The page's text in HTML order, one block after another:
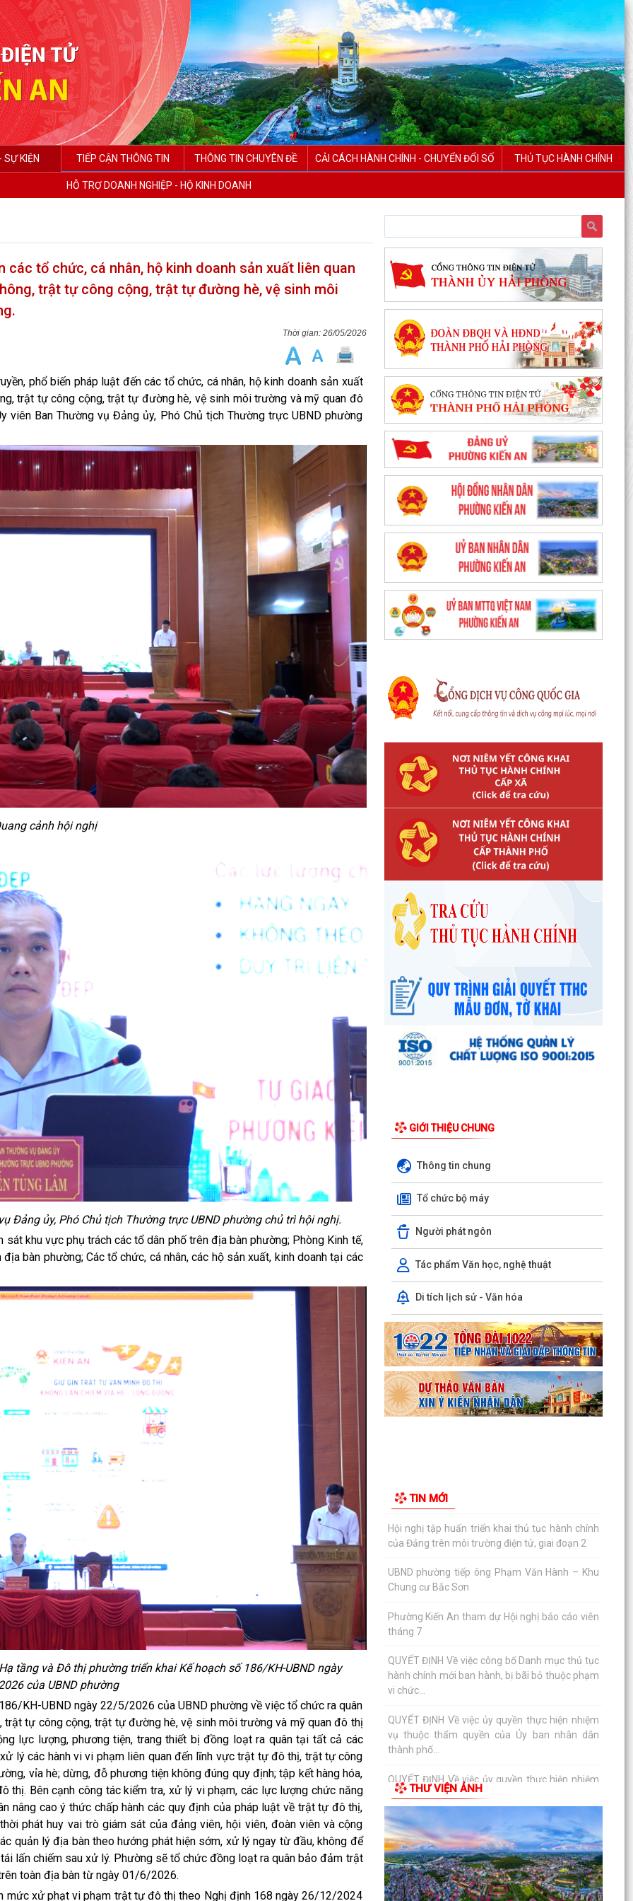
SỰ KIỆN TIẾP CẬN THÔNG TIN THÔNG TIN CHUYÊN ĐỀ CẢI CÁCH HÀNH CHÍNH - CHUYỂN ĐỔI SỐ THỦ TỤC HÀNH CHÍNH
HỖ TRỢ DOANH NGHIỆP - HỘ KINH DOANH
các tổ chức, cá nhân, hộ kinh doanh sản xuất liên quan
trật tự công cộng, trật tự đường hè, vệ sinh môi
26/05/2026
phổ biến pháp luật đến các tổ chức, cá nhân, hộ kinh doanh sản xuất
trật tự công cộng, trật tự đường hè, vệ sinh môi trường và mỹ quan đô
viên Ban Thường vụ Đảng ủy, Phó Chủ tịch Thường trực UBND phường
cảnh hội nghị
Đảng ủy, Phó Chủ tịch Thường trực UBND phường chủ trì hội nghị.
khu vực phụ trách các tổ dân phố trên địa bàn phường; Phòng Kinh tế,
bàn phường; Các tổ chức, cá nhân, các hộ sản xuất, kinh doanh tại các
tầng và Đô thị phường triển khai Kế hoạch số 186/KH-UBND ngày
của UBND phường
KH-UBND ngày 22/5/2026 của UBND phường về việc tổ chức ra quân
tự công cộng, trật tự đường hè, vệ sinh môi trường và mỹ quan đô thị
lực lượng, phương tiện, trang thiết bị đồng loạt ra quân tại tất cả các
lý các hành vi vi phạm liên quan đến lĩnh vực trật tự đô thị, trật tự công
vỉa hè; dừng, đỗ phương tiện không đúng quy định; tập kết hàng hóa,
thị. Bên cạnh công tác kiểm tra, xử lý vi phạm, các lực lượng chức năng
nâng cao ý thức chấp hành các quy định của pháp luật về trật tự đô thị,
phát huy vai trò giám sát của đảng viên, hội viên, đoàn viên và cộng
quản lý địa bàn theo hướng phát hiện sớm, xử lý ngay từ đầu, không để
lấn chiếm sau xử lý. Phường sẽ tổ chức đồng loạt ra quân bảo đảm trật
toàn địa bàn từ ngày 01/6/2026.
mức xử phạt vi phạm trật tự đô thị theo Nghị định 168 ngày 26/12/2024
GIỚI THIỆU CHUNG
Thông tin chung
Tổ chức bộ máy
Người phát ngôn
Tác phẩm Văn học, nghệ thuật
Di tích lịch sử - Văn hóa
TIN MỚI
Công văn số: 20/CV-TYT của Trạm y tế phường
v/v công khai số điện thoại đường dây nóng tiếp
nhận...
Lớp bồi dưỡng kiến thức An ninh phi truyền
thống và Quản trị an ninh phi truyền thống năm
2026
Khê (giáp...
PHƯỜNG KIẾN AN THAM DỰ HỘI NGHỊ TRỰC
TUYẾN THÀNH PHỐ VỀ TIẾN ĐỘ ĐO ĐẠC, LẬP
Khai mạc huấn luyện Dân quân tự vệ tại chỗ
năm 2026
Lễ chào cờ tháng 8/2026
Thông báo số 1298/TB-UBND ngày 31/7/2026
của UBND phường về việc công bố kế hoạch,
danh mục khu đất...
Các chí lãnh đạo Đảng ủy, HĐND, UBND phường
Kiến An và Công đoàn phường dâng hương
tưởng niệm đồng...
Phường Kiến An tặng quà chúc mừng cán bộ,
Doanh...
Hội nghị tập huấn triển khai thủ tục hành chính
của Đảng trên môi trường điện tử, giai đoạn 2
UBND phường tiếp ông Phạm Văn Hành – Khu
Chung cư Bắc Sơn
Phường Kiến An tham dự Hội nghị báo cáo viên
tháng 7
QUYẾT ĐỊNH Về việc công bố Danh mục thủ tục
hành chính mới ban hành, bị bãi bỏ thuộc phạm
vi chức...
QUYẾT ĐỊNH Về việc ủy quyền thực hiện nhiệm
vụ thuộc thẩm quyền của Ủy ban nhân dân
thành phố...
QUYẾT ĐỊNH Về việc ủy quyền thực hiện nhiệm
vụ thuộc thẩm quyền của Ủy ban nhân dân
thành phố...
Tập huấn, bồi dưỡng nghiệp vụ công tác Đảng
năm 2026
Phường Kiến An tham gia Hội nghị toàn quốc
nghiên cứu, học tập, quán triệt và triển khai thực
THƯ VIỆN ẢNH